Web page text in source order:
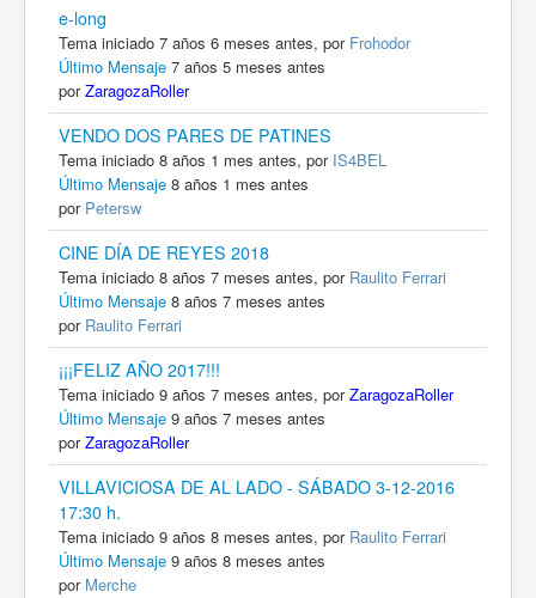
e-long
Tema iniciado 7 años 6 meses antes, por Frohodor
Último Mensaje 7 años 5 meses antes
porZaragozaRoller
VENDO DOS PARES DE PATINES
Tema iniciado 8 años 1 mes antes, por IS4BEL
Último Mensaje 8 años 1 mes antes
por Petersw
CINE DÍA DE REYES 2018
Tema iniciado 8 años 7 meses antes, por Raulito Ferrari
Último Mensaje 8 años 7 meses antes
por Raulito Ferrari
¡¡¡FELIZ AÑO 2017!!!
Tema iniciado 9 años 7 meses antes, porZaragozaRoller
Último Mensaje 9 años 7 meses antes
porZaragozaRoller
VILLAVICIOSA DE AL LADO - SÁBADO 3-12-2016
17:30 h.
Tema iniciado 9 años 8 meses antes, por Raulito Ferrari
Último Mensaje 9 años 8 meses antes
por Merche